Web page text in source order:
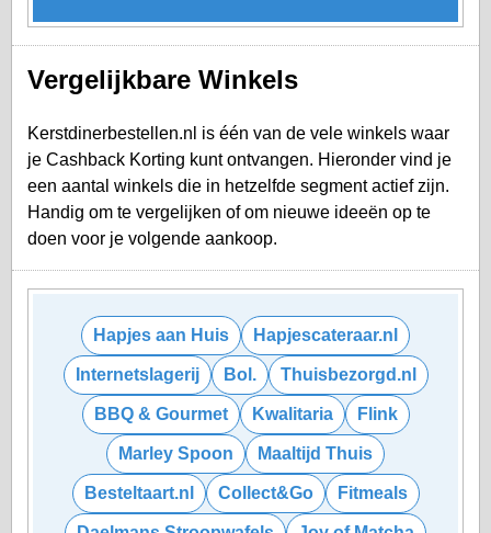
Vergelijkbare Winkels
Kerstdinerbestellen.nl is één van de vele winkels waar
je Cashback Korting kunt ontvangen. Hieronder vind je
een aantal winkels die in hetzelfde segment actief zijn.
Handig om te vergelijken of om nieuwe ideeën op te
doen voor je volgende aankoop.
Hapjes aan Huis Hapjescateraar.nl
Internetslagerij Bol. Thuisbezorgd.nl
BBQ & Gourmet Kwalitaria Flink
Marley Spoon Maaltijd Thuis
Besteltaart.nl Collect&Go Fitmeals